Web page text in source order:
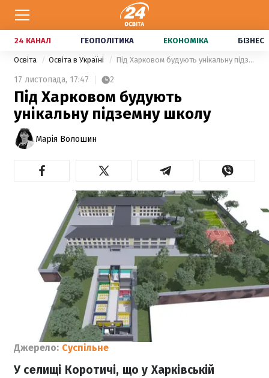
24 КАНАЛ ГЕОПОЛІТИКА ЕКОНОМІКА БІЗНЕС
Освіта Освіта в Україні Під Харковом будують унікальну підземну школу
17 листопада, 17:47 2
Під Харковом будують
унікальну підземну школу
Марія Волошин
Джерело: Суспільне
У селищі Коротичі, що у Харківській